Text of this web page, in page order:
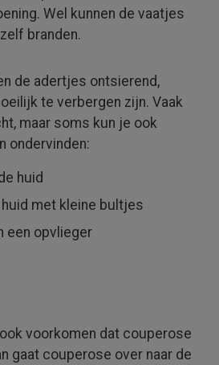
Wel kunnen de vaatjes
branden.
de adertjes ontsierend,
te verbergen zijn. Vaak
maar soms kun je ook
ondervinden:
huid
huid met kleine bultjes
een opvlieger
voorkomen dat couperose
gaat couperose over naar de